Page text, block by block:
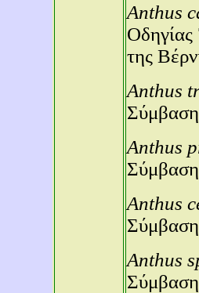
Anthus
της
Anthus
Anthus
Anthus
Anthus